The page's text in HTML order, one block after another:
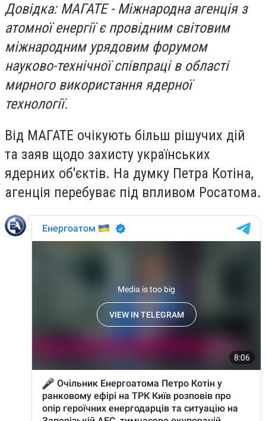
Довідка: МАГАТЕ - Міжнародна агенція з
атомної енергії є провідним світовим
міжнародним урядовим форумом
науково-технічної співпраці в області
мирного використання ядерної
технології.
Від МАГАТЕ очікують більш рішучих дій
та заяв щодо захисту українських
ядерних об'єктів. На думку Петра Котіна,
агенція перебуває під впливом Росатома.